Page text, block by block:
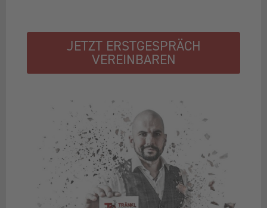
JETZT ERSTGESPRÄCH
VEREINBAREN